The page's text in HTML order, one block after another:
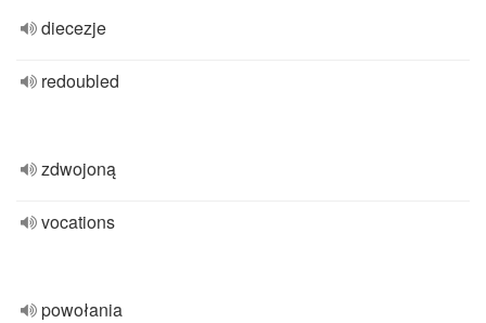
diecezje
redoubled
zdwojoną
vocations
powołania